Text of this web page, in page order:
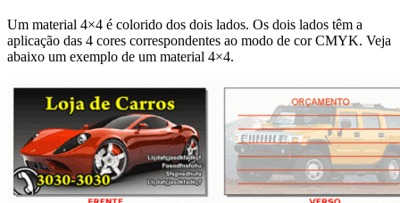
Um material 4×4 é colorido dos dois lados. Os dois lados têm a
aplicação das 4 cores correspondentes ao modo de cor CMYK. Veja
abaixo um exemplo de um material 4×4.